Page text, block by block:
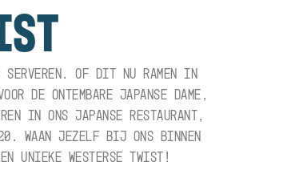
OF DIT NU RAMEN IN
DE ONTEMBARE JAPANSE DAME,
IN ONS JAPANSE RESTAURANT,
WAAN JEZELF BIJ ONS BINNEN
UNIEKE WESTERSE TWIST!